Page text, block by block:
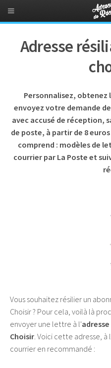
Adresse
Personnalisez,
envoyez votre demande
avec accusé de réception,
de poste, à partir de 8
comprend : modèles de
courrier par La Poste et
Vous souhaitez résilier un
Choisir ? Pour cela, voilà là
envoyer une lettre à l'
Choisir. Voici cette adresse,
courrier en recommandé :